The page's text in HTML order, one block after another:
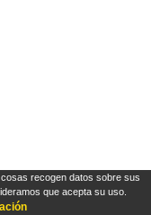
recogen datos sobre sus
que acepta su uso.